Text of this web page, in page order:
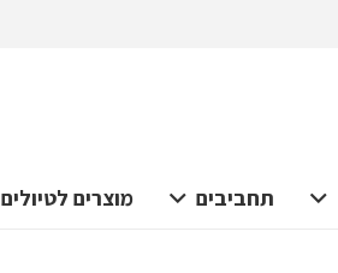
תחביבים מוצרים לטיולים